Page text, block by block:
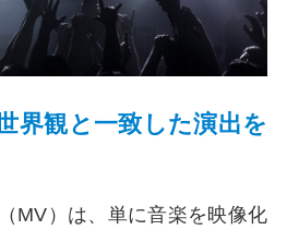
界観と一致した演出を
MV）は、単に音楽を映像化